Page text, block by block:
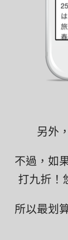
另外
不過，如
打九折！
所以最划